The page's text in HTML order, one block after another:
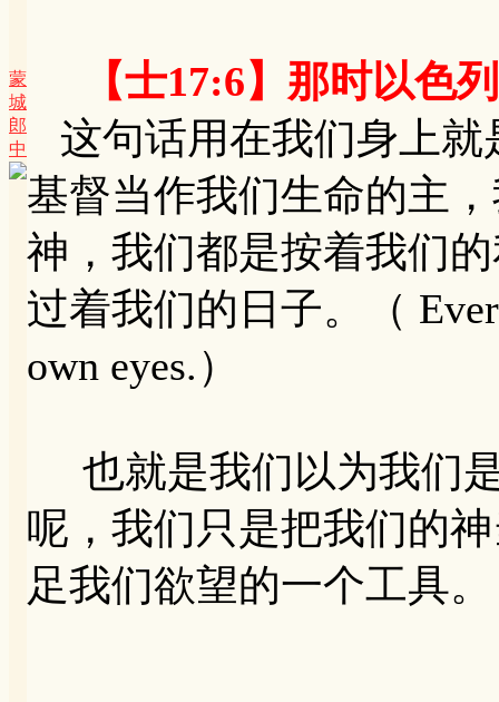
蒙
城
郎
中
【士17:6】那时以色
这句话用在我们身上就
基督当作我们生命的主
神，我们都是按着我们
过着我们的日子。（
own eyes.）
也就是我们以为我们
呢，我们只是把我们的
足我们欲望的一个工具。